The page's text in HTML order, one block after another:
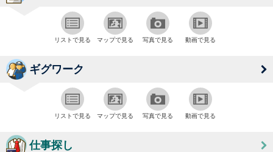
リストで見る マップで見る 写真で見る 動画で見る
ギグワーク
リストで見る マップで見る 写真で見る 動画で見る
仕事探し